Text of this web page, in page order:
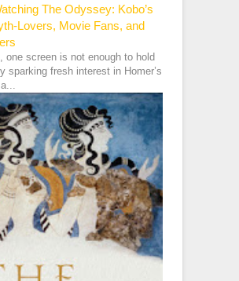
The Odyssey: Kobo’s
Lovers, Movie Fans, and
one screen is not enough to hold
sparking fresh interest in Homer’s